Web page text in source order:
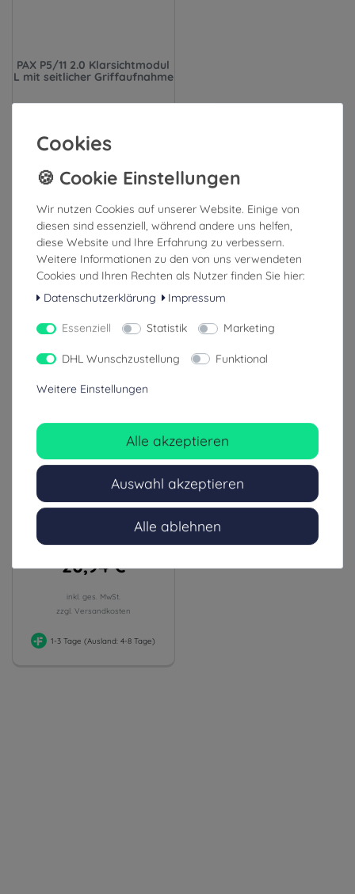
PAX P5/11 2.0 Klarsichtmodul
L mit seitlicher Griffaufnahme
55,40 €
zzgl. Versandkosten
1-3 Tage (Ausland: 4-8 Tage)
Ähnliche Artikel
PAX Mittelwand
Klarsichtmodul MB für P5/11
Notfallrucksack
20,94 €
inkl. ges. MwSt.
zzgl. Versandkosten
1-3 Tage (Ausland: 4-8 Tage)
Cookies
Wir nutzen Cookies auf unserer Website. Einige von
diesen sind essenziell, während andere uns helfen,
diese Website und Ihre Erfahrung zu verbessern.
Weitere Informationen zu den von uns verwendeten
Cookies und Ihren Rechten als Nutzer finden Sie hier:
Datenschutzerklärung
Impressum
Essenziell Statistik Marketing
DHL Wunschzustellung Funktional
Weitere Einstellungen
Alle akzeptieren
Auswahl akzeptieren
Alle ablehnen